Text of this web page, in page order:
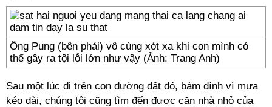
Ông Pung (bên phải) vô cùng xót xa khi con mình có
thể gây ra tội lỗi lớn như vậy (Ảnh: Trang Anh)
Sau một lúc đi trên con đường đất đỏ, bám dính vì mưa
kéo dài, chúng tôi cũng tìm đến được căn nhà nhỏ của